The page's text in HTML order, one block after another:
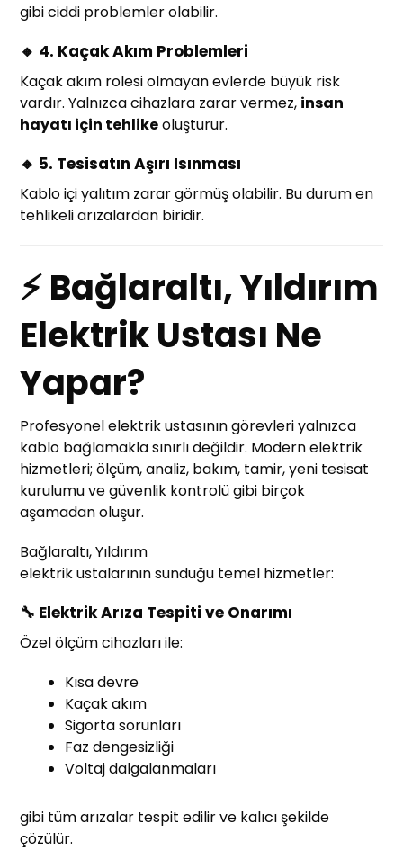
gibi ciddi problemler olabilir.
🔸 4. Kaçak Akım Problemleri
Kaçak akım rolesi olmayan evlerde büyük risk
vardır. Yalnızca cihazlara zarar vermez, insan
hayatı için tehlikeoluşturur.
🔸 5. Tesisatın Aşırı Isınması
Kablo içi yalıtım zarar görmüş olabilir. Bu durum en
tehlikeli arızalardan biridir.
⚡ Bağlaraltı, Yıldırım
Elektrik Ustası Ne
Yapar?
Profesyonel elektrik ustasının görevleri yalnızca
kablo bağlamakla sınırlı değildir. Modern elektrik
hizmetleri; ölçüm, analiz, bakım, tamir, yeni tesisat
kurulumu ve güvenlik kontrolü gibi birçok
aşamadan oluşur.
Bağlaraltı, Yıldırım
elektrik ustalarının sunduğu temel hizmetler:
🔧 Elektrik Arıza Tespiti ve Onarımı
Özel ölçüm cihazları ile:
Kısa devre
Kaçak akım
Sigorta sorunları
Faz dengesizliği
Voltaj dalgalanmaları
gibi tüm arızalar tespit edilir ve kalıcı şekilde
çözülür.